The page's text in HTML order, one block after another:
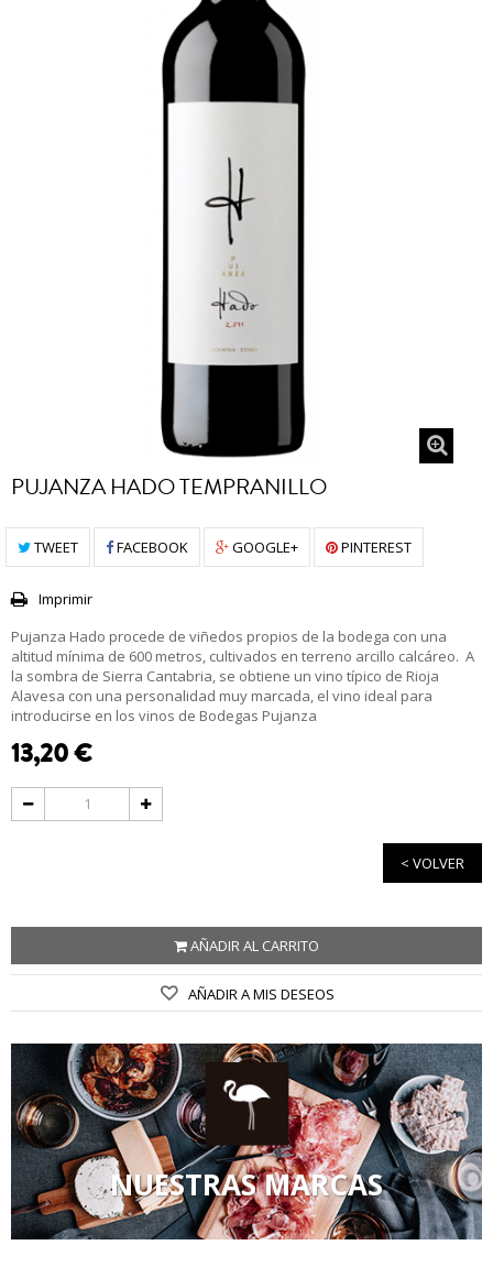
PUJANZA HADO TEMPRANILLO
TWEET FACEBOOK GOOGLE+ PINTEREST
Imprimir
Pujanza Hado procede de viñedos propios de la bodega con una
altitud mínima de 600 metros, cultivados en terreno arcillo calcáreo. A
la sombra de Sierra Cantabria, se obtiene un vino típico de Rioja
Alavesa con una personalidad muy marcada, el vino ideal para
introducirse en los vinos de Bodegas Pujanza
13,20 €
< VOLVER
AÑADIR AL CARRITO
AÑADIR A MIS DESEOS
NUESTRAS MARCAS